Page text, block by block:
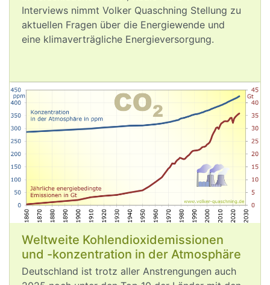
Stromerzeugungsarten, die ganz ohne
Wasser funktionieren ✅.
Gut, dass wir in Deutschland auf
VQuaschning avatar
VQuaschningpost
Die #Klimakrise könnte den
wirtschaftlichen Aufschwung in diesem
Jahr stoppen!
Allein das
Niedrigwasser
Interviews nimmt Volker Quaschning Stellung zu
aktuellen Fragen über die Energiewende und
eine klimaverträgliche Energieversorgung.
Weltweite Kohlendioxidemissionen
und -konzentration in der Atmosphäre
Deutschland ist trotz aller Anstrengungen auch